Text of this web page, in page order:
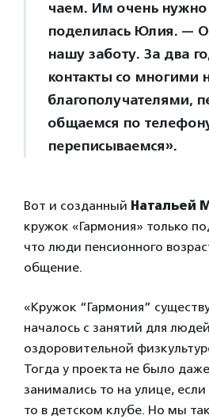
чаем. Им очень
поделилась Юлия. —
нашу заботу. За два
контакты со многими
благополучателями,
общаемся по
переписываемся».
Вот и созданный Натальей
кружок «Гармония» только
что люди пенсионного
общение.
«Кружок “Гармония”
началось с занятий для
оздоровительной
Тогда у проекта не было
занимались то на улице,
то в детском клубе. Но мы